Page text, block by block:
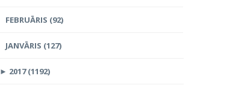
FEBRUĀRIS (92)
JANVĀRIS (127)
► 2017 (1192)